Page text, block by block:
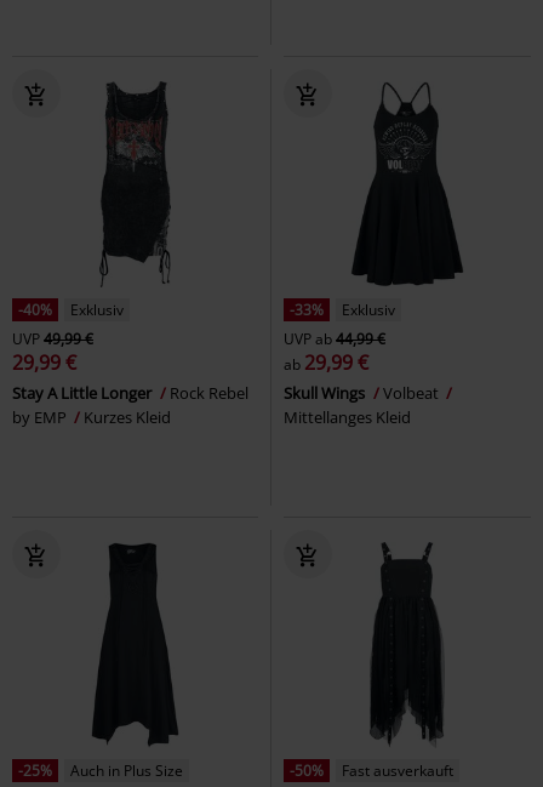
-40%
Exklusiv
UVP49,99 €
29,99 €
Stay A Little Longer
Rock Rebel
by EMP
Kurzes Kleid
-33%
Exklusiv
UVPab44,99 €
ab 29,99 €
Skull Wings
Volbeat
Mittellanges Kleid
-25%
Auch in Plus Size
-50%
Fast ausverkauft